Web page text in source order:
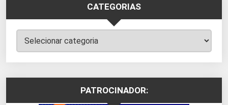
CATEGORIAS
Categorias
PATROCINADOR: